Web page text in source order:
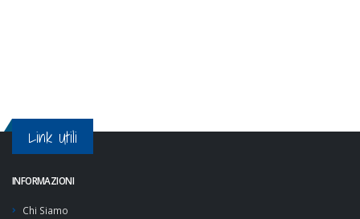
Link Utili
INFORMAZIONI
Chi Siamo